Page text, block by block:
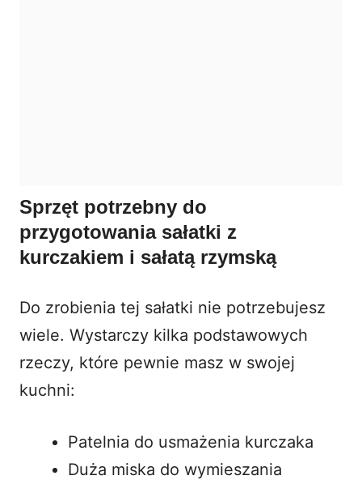
Sprzęt potrzebny do
przygotowania sałatki z
kurczakiem i sałatą rzymską
Do zrobienia tej sałatki nie potrzebujesz
wiele. Wystarczy kilka podstawowych
rzeczy, które pewnie masz w swojej
kuchni:
Patelnia do usmażenia kurczaka
Duża miska do wymieszania